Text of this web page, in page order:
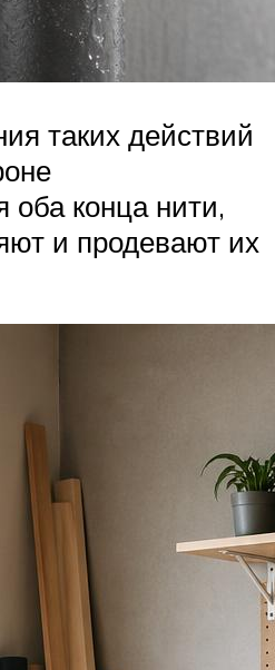
таких действий
оба конца нити,
и продевают их